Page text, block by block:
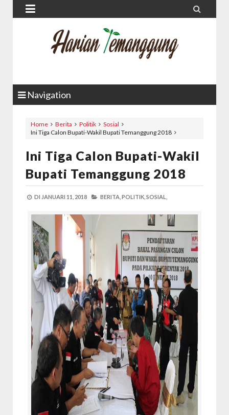
 
Navigation
Home Berita Politik
Sosial
Ini Tiga Calon Bupati-Wakil Bupati Temanggung 2018
Ini Tiga Calon Bupati-Wakil
Bupati Temanggung 2018
DI JANUARI 11, 2018 BERITA, POLITIK, SOSIAL,